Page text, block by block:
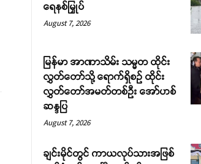
ရေနစ်မြှုပ်
August 7, 2026
မြန်မာ အာဏာသိမ်း သမ္မတ ထိုင်း
လွှတ်တော်သို့ ရောက်ရှိစဉ် ထိုင်း
လွှတ်တော်အမတ်တစ်ဦး အော်ဟစ်
ဆန္ဒပြ
August 7, 2026
ချင်းမိုင်တွင် ကာယလုပ်သားအဖြစ်